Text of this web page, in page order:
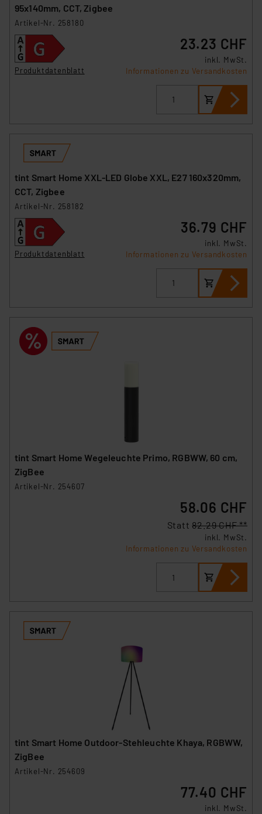
95x140mm, CCT, Zigbee
Artikel-Nr. 258180
Produktdatenblatt
23.23 CHF
inkl. MwSt.
Informationen zu Versandkosten
tint Smart Home XXL-LED Globe XXL, E27 160x320mm,
CCT, Zigbee
Artikel-Nr. 258182
Produktdatenblatt
36.79 CHF
inkl. MwSt.
Informationen zu Versandkosten
tint Smart Home Wegeleuchte Primo, RGBWW, 60 cm,
ZigBee
Artikel-Nr. 254607
58.06 CHF
Statt82.29 CHF **
inkl. MwSt.
Informationen zu Versandkosten
tint Smart Home Outdoor-Stehleuchte Khaya, RGBWW,
ZigBee
Artikel-Nr. 254609
77.40 CHF
inkl. MwSt.